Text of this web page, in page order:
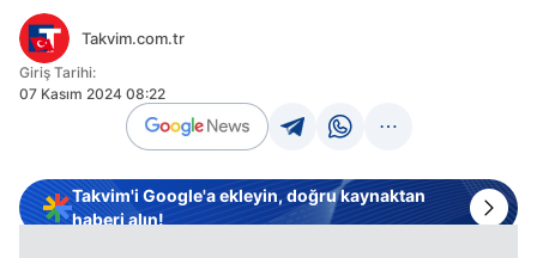
Takvim.com.tr
Giriş Tarihi:
07 Kasım 2024 08:22
Takvim'i Google'a ekleyin, doğru kaynaktan
haberi alın!